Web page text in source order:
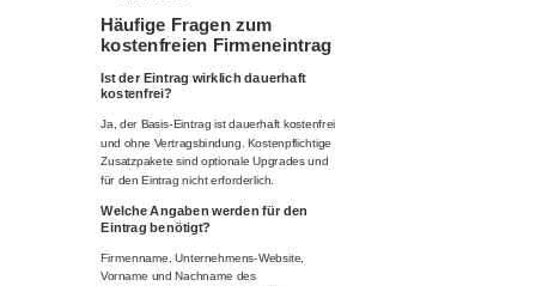
Häufige Fragen zum
kostenfreien Firmeneintrag
Ist der Eintrag wirklich dauerhaft
kostenfrei?
Ja, der Basis-Eintrag ist dauerhaft kostenfrei
und ohne Vertragsbindung. Kostenpflichtige
Zusatzpakete sind optionale Upgrades und
für den Eintrag nicht erforderlich.
Welche Angaben werden für den
Eintrag benötigt?
Firmenname, Unternehmens-Website,
Vorname und Nachname des